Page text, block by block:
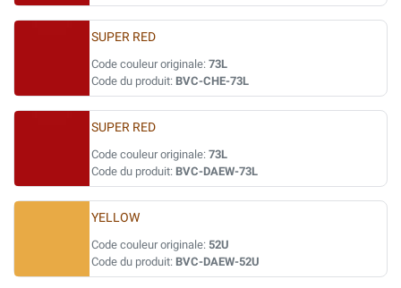
SUPER RED
Code couleur originale: 73L
Code du produit: BVC-CHE-73L
SUPER RED
Code couleur originale: 73L
Code du produit: BVC-DAEW-73L
YELLOW
Code couleur originale: 52U
Code du produit: BVC-DAEW-52U